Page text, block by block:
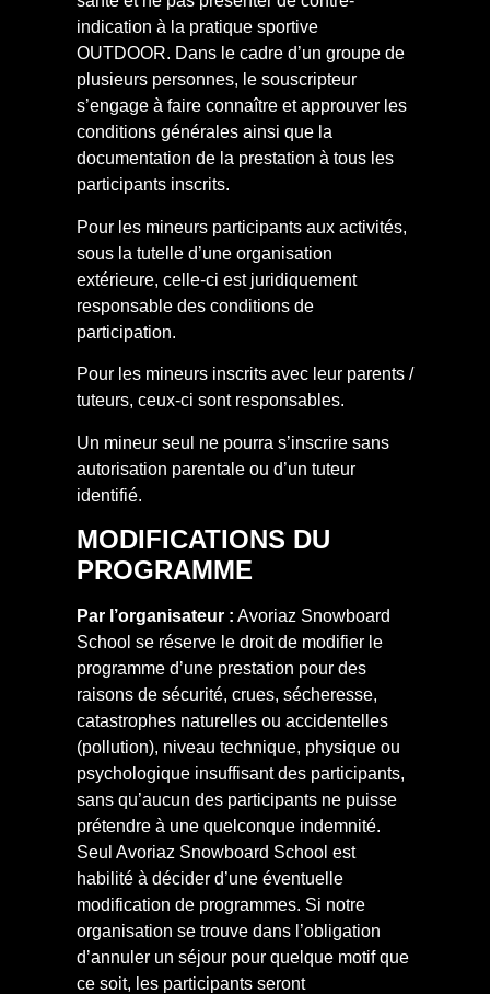
indication à la pratique sportive
OUTDOOR. Dans le cadre d’un groupe de
plusieurs personnes, le souscripteur
s’engage à faire connaître et approuver les
conditions générales ainsi que la
documentation de la prestation à tous les
participants inscrits.
Pour les mineurs participants aux activités,
sous la tutelle d’une organisation
extérieure, celle-ci est juridiquement
responsable des conditions de
participation.
Pour les mineurs inscrits avec leur parents /
tuteurs, ceux-ci sont responsables.
Un mineur seul ne pourra s’inscrire sans
autorisation parentale ou d’un tuteur
identifié.
MODIFICATIONS DU
PROGRAMME
Par l’organisateur : Avoriaz Snowboard
School se réserve le droit de modifier le
programme d’une prestation pour des
raisons de sécurité, crues, sécheresse,
catastrophes naturelles ou accidentelles
(pollution), niveau technique, physique ou
psychologique insuffisant des participants,
sans qu’aucun des participants ne puisse
prétendre à une quelconque indemnité.
Seul Avoriaz Snowboard School est
habilité à décider d’une éventuelle
modification de programmes. Si notre
organisation se trouve dans l’obligation
d’annuler un séjour pour quelque motif que
ce soit, les participants seront